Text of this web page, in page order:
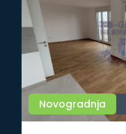
Novogradnja